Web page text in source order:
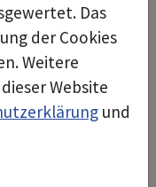
Das
der Cookies
Weitere
Website
und